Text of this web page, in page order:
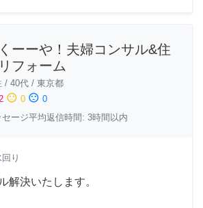
ーーや！夫婦コンサル&住
フォーム
/ 40代 / 東京都
sentiment_neutral 0 sentiment_dissatisfied 0
セージ平均返信時間: 3時間以内
り
解決いたします。